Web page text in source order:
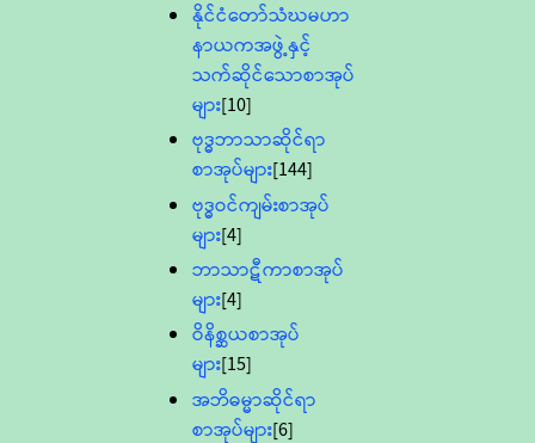
နိုင်ငံတော်သံဃမဟာ
နာယကအဖွဲ့နှင့်
သက်ဆိုင်သောစာအုပ်
များ[10]
ဗုဒ္ဓဘာသာဆိုင်ရာ
စာအုပ်များ[144]
ဗုဒ္ဓဝင်ကျမ်းစာအုပ်
များ[4]
ဘာသာဋီကာစာအုပ်
များ[4]
ဝိနိစ္ဆယစာအုပ်
များ[15]
အဘိဓမ္မာဆိုင်ရာ
စာအုပ်များ[6]